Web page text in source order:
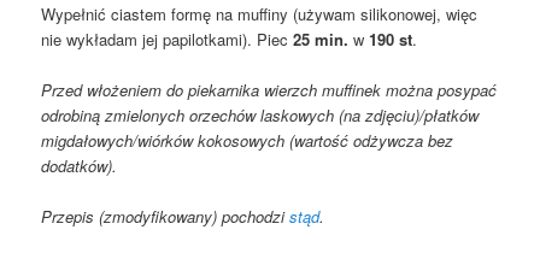
Wypełnić ciastem formę na muffiny (używam silikonowej, więc
nie wykładam jej papilotkami). Piec25 min. w190 st.
Przed włożeniem do piekarnika wierzch muffinek można posypać
odrobiną zmielonych orzechów laskowych (na zdjęciu)/płatków
migdałowych/wiórków kokosowych (wartość odżywcza bez
dodatków).
Przepis (zmodyfikowany) pochodzistąd.